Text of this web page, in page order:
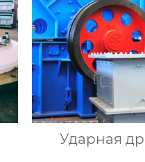
Ударная